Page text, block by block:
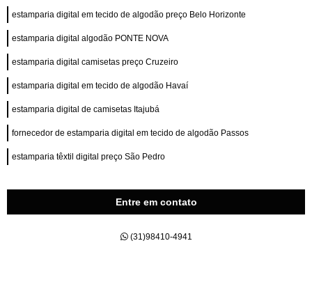
estamparia digital em tecido de algodão preço Belo Horizonte
estamparia digital algodão PONTE NOVA
estamparia digital camisetas preço Cruzeiro
estamparia digital em tecido de algodão Havaí
estamparia digital de camisetas Itajubá
fornecedor de estamparia digital em tecido de algodão Passos
estamparia têxtil digital preço São Pedro
Entre em contato
(31)98410-4941